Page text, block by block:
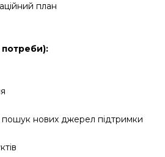
план
потреби):
пошук нових джерел підтримки